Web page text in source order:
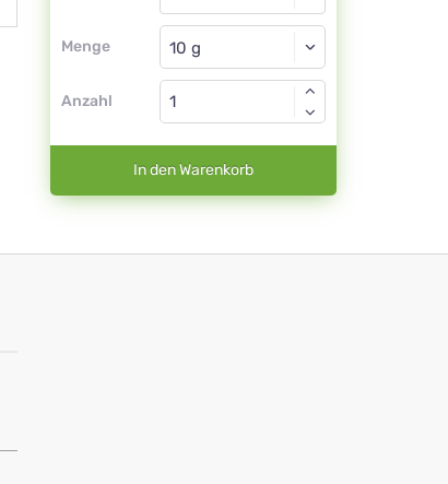
Menge
Globuli
Anzahl
In den Warenkorb